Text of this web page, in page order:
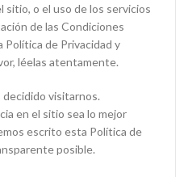
sitio, o el uso de los servicios
de las Condiciones
Política de Privacidad y
léelas atentamente.
decidido visitarnos.
en el sitio sea lo mejor
escrito esta Política de
posible.